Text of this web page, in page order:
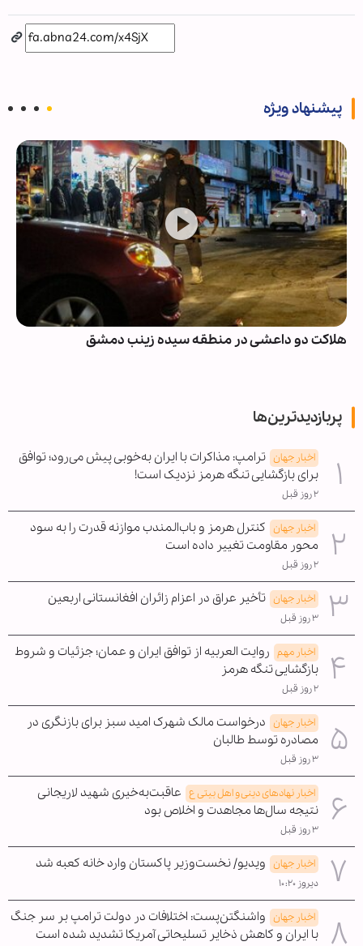
پیشنهاد ویژه
هلاکت دو داعشی در منطقه سیده زینب دمشق
پربازدیدترین‌ها
اخبار جهان ترامپ: مذاکرات با ایران به‌خوبی پیش می‌رود؛ توافق
برای بازگشایی تنگه هرمز نزدیک است!
۲ روز قبل
اخبار جهان کنترل هرمز و باب‌المندب موازنه قدرت را به سود
محور مقاومت تغییر داده است
۲ روز قبل
اخبار جهان تأخیر عراق در اعزام زائران افغانستانی اربعین
۳ روز قبل
اخبار مهم روایت العربیه از توافق ایران و عمان؛ جزئیات و شروط
بازگشایی تنگه هرمز
۲ روز قبل
اخبار جهان درخواست مالک شهرک امید سبز برای بازنگری در
مصادره توسط طالبان
۳ روز قبل
اخبار نهادهای دینی و اهل بیتی ع عاقبت‌به‌خیری شهید لاریجانی
نتیجه سال‌ها مجاهدت و اخلاص بود
۳ روز قبل
اخبار جهان ویدیو/ نخست‌وزیر پاکستان وارد خانه کعبه شد
دیروز ۱۰:۲۰
اخبار جهان واشنگتن‌پست: اختلافات در دولت ترامپ بر سر جنگ
با ایران و کاهش ذخایر تسلیحاتی آمریکا تشدید شده است